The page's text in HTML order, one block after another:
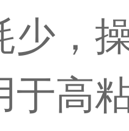
少，
于高